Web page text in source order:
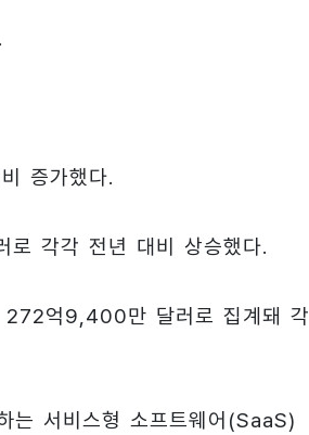
증가했다.
로 각각 전년 대비 상승했다.
억9,400만 달러로 집계돼 각
는 서비스형 소프트웨어(SaaS)